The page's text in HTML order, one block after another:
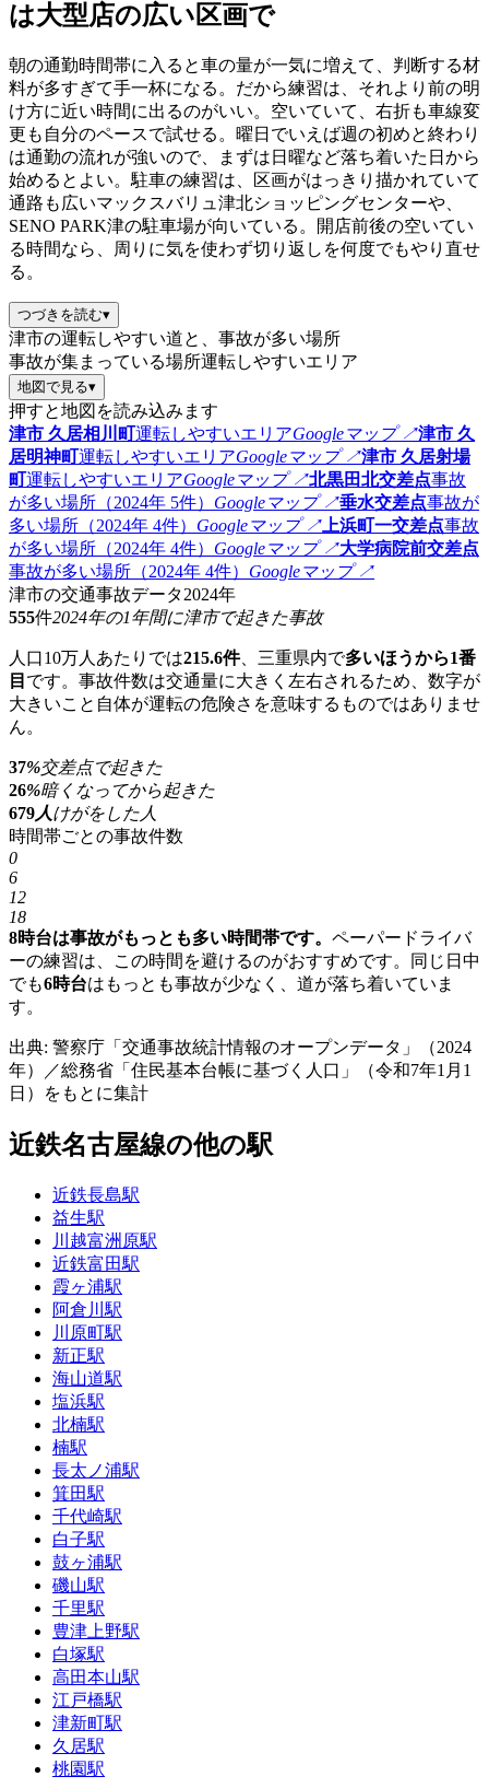
は大型店の広い区画で
朝の通勤時間帯に入ると車の量が一気に増えて、判断する材
料が多すぎて手一杯になる。だから練習は、それより前の明
け方に近い時間に出るのがいい。空いていて、右折も車線変
更も自分のペースで試せる。曜日でいえば週の初めと終わり
は通勤の流れが強いので、まずは日曜など落ち着いた日から
始めるとよい。駐車の練習は、区画がはっきり描かれていて
通路も広いマックスバリュ津北ショッピングセンターや、
SENO PARK津の駐車場が向いている。開店前後の空いてい
る時間なら、周りに気を使わず切り返しを何度でもやり直せ
る。
つづきを読む▾
津市の運転しやすい道と、事故が多い場所
事故が集まっている場所運転しやすいエリア
地図で見る▾
押すと地図を読み込みます
津市 久居相川町運転しやすいエリアGoogleマップ ↗津市 久
居明神町運転しやすいエリアGoogleマップ ↗津市 久居射場
町運転しやすいエリアGoogleマップ ↗北黒田北交差点事故
が多い場所（2024年 5件） Googleマップ ↗垂水交差点事故が
多い場所（2024年 4件） Googleマップ ↗ 上浜町一交差点事故
が多い場所（2024年 4件） Googleマップ ↗大学病院前交差点
事故が多い場所（2024年 4件） Googleマップ ↗
津市の交通事故データ2024年
555件2024年の1年間に津市で起きた事故
人口10万人あたりでは215.6件、三重県内で多いほうから1番
目 です。事故件数は交通量に大きく左右されるため、数字が
大きいこと自体が運転の危険さを意味するものではありませ
ん。
37%交差点で起きた
26%暗くなってから起きた
679人けがをした人
時間帯ごとの事故件数
0
6
12
18
8時台は事故がもっとも多い時間帯です。 ペーパードライバ
ーの練習は、この時間を避けるのがおすすめです。同じ日中
でも6時台はもっとも事故が少なく、道が落ち着いていま
す。
出典: 警察庁「交通事故統計情報のオープンデータ」（2024
年）／総務省「住民基本台帳に基づく人口」（令和7年1月1
日）をもとに集計
近鉄名古屋線の他の駅
近鉄長島駅
益生駅
川越富洲原駅
近鉄富田駅
霞ヶ浦駅
阿倉川駅
川原町駅
新正駅
海山道駅
塩浜駅
北楠駅
楠駅
長太ノ浦駅
箕田駅
千代崎駅
白子駅
鼓ヶ浦駅
磯山駅
千里駅
豊津上野駅
白塚駅
高田本山駅
江戸橋駅
津新町駅
久居駅
桃園駅